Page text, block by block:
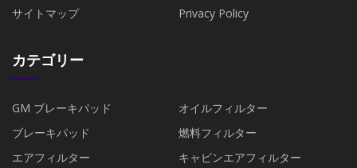
サイトマップ
Privacy Policy
カテゴリー
GM ブレーキパッド
オイルフィルター
ブレーキパッド
燃料フィルター
エアフィルター
キャビンエアフィルター